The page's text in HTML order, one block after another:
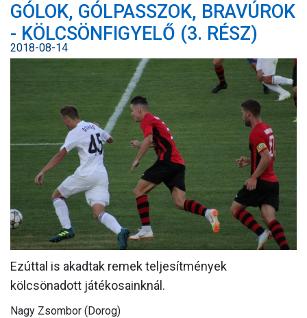
JEGYÉRTÉKESÍTÉS
WEBSHOP
STADION
EGYESÜLET
KAPCSOLAT
NYITÓLAP
HÍREK
CSAPATOK
MÉRKŐZÉSEK
KLUB
GALÉRIA
SZURKOLÓI ÉLMÉNYEK
AKKREDITÁCIÓ
GÓLOK, GÓLPASSZOK, BRAVÚROK
- KÖLCSÖNFIGYELŐ (3. RÉSZ)
2018-08-14
Ezúttal is akadtak remek teljesítmények
kölcsönadott játékosainknál.
Nagy Zsombor (Dorog)